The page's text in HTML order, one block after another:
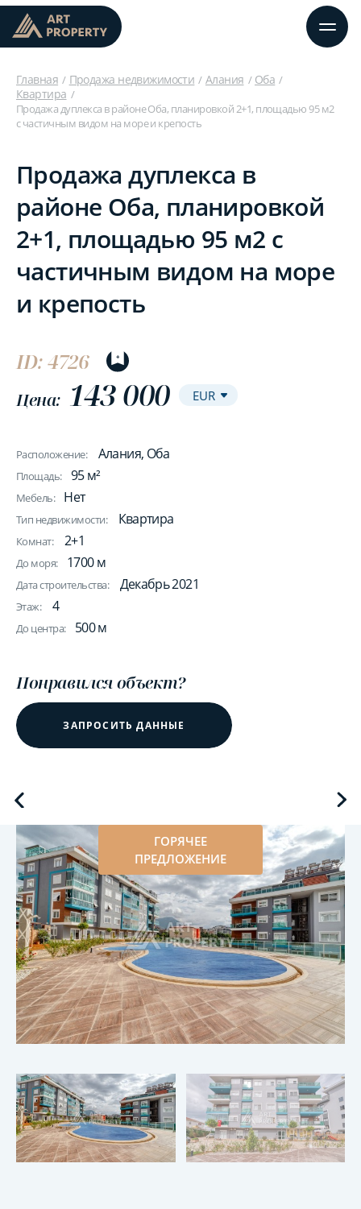
Главная Продажа недвижимости Алания
Оба
Квартира
Продажа дуплекса в районе Оба, планировкой 2+1, площадью 95 м2
с частичным видом на море и крепость
Продажа дуплекса в
районе Оба, планировкой
2+1, площадью 95 м2 с
частичным видом на море
и крепость
ID: 4726
Цена: 143 000
Расположение: Алания, Оба
Площадь: 95 м²
Мебель: Нет
Тип недвижимости: Квартира
Комнат: 2+1
До моря: 1700 м
Дата строительства: Декабрь 2021
Этаж: 4
До центра: 500 м
Понравился объект?
ЗАПРОСИТЬ ДАННЫЕ
ГОРЯЧЕЕ
ПРЕДЛОЖЕНИЕ